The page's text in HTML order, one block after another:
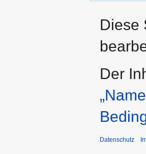
Diese
Der
Datenschutz